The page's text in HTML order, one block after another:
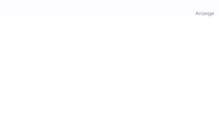
Anzeige